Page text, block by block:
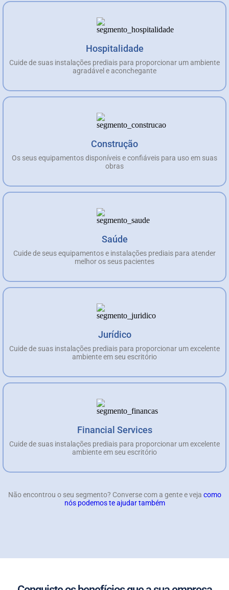
Hospitalidade
Cuide de suas instalações prediais para proporcionar um ambiente
agradável e aconchegante
Construção
Os seus equipamentos disponíveis e confiáveis para uso em suas
obras
Saúde
Cuide de seus equipamentos e instalações prediais para atender
melhor os seus pacientes
Jurídico
Cuide de suas instalações prediais para proporcionar um excelente
ambiente em seu escritório
Financial Services
Cuide de suas instalações prediais para proporcionar um excelente
ambiente em seu escritório
Não encontrou o seu segmento? Converse com a gente e veja como
nós podemos te ajudar também